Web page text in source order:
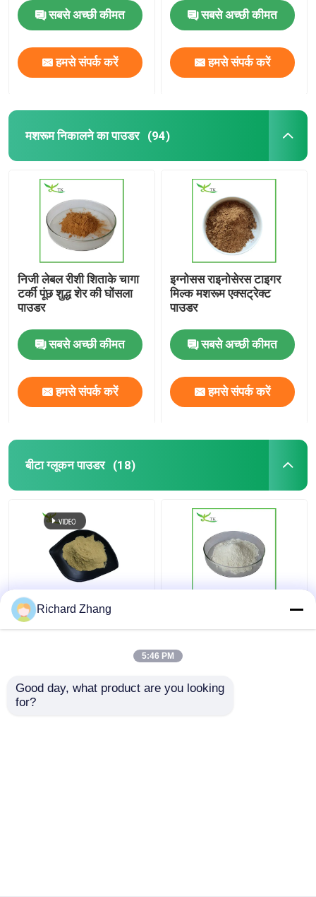
सबसे अच्छी कीमत
हमसे संपर्क करें
सबसे अच्छी कीमत
हमसे संपर्क करें
मशरूम निकालने का पाउडर (94)
निजी लेबल रीशी शिताके चागा
टर्की पूंछ शुद्ध शेर की घोंसला
पाउडर
सबसे अच्छी कीमत
हमसे संपर्क करें
इग्नोसस राइनोसेरस टाइगर
मिल्क मशरूम एक्सट्रेक्ट
पाउडर
सबसे अच्छी कीमत
हमसे संपर्क करें
बीटा ग्लूकन पाउडर (18)
पानी में घुलनशील 70% 80%
बीटा ग्लूकन पाउडर प्राकृतिक
Richard Zhang
5:46 PM
Good day, what product are you looking
for?